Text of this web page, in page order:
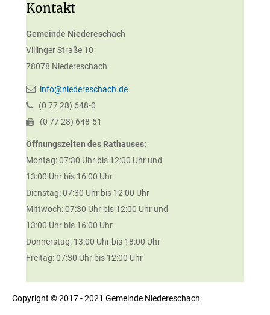
Kontakt
Gemeinde Niedereschach
Villinger Straße 10
78078 Niedereschach
info@niedereschach.de
(0 7728) 648-0
(0 7728) 648-51
Öffnungszeiten des Rathauses:
Montag: 07:30 Uhr bis 12:00 Uhr und
13:00 Uhr bis 16:00 Uhr
Dienstag: 07:30 Uhr bis 12:00 Uhr
Mittwoch: 07:30 Uhr bis 12:00 Uhr und
13:00 Uhr bis 16:00 Uhr
Donnerstag: 13:00 Uhr bis 18:00 Uhr
Freitag: 07:30 Uhr bis 12:00 Uhr
Copyright © 2017 - 2021 Gemeinde Niedereschach